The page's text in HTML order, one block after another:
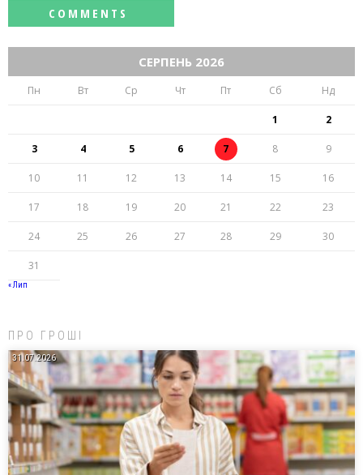
СЕРПЕНЬ 2026
Пн Вт Ср Чт Пт Сб Нд
1 2
3 4 5 6 7 8 9
10 11 12 13 14 15 16
17 18 19 20 21 22 23
24 25 26 27 28 29 30
31
« Лип
ПРО ГРОШІ
31.07.2026